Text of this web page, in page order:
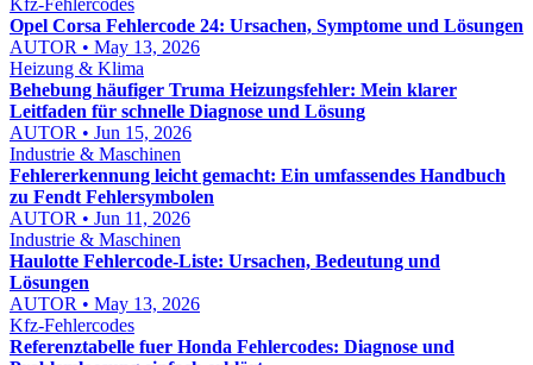
Kfz-Fehlercodes
Opel Corsa Fehlercode 24: Ursachen, Symptome und Lösungen
AUTOR • May 13, 2026
Heizung & Klima
Behebung häufiger Truma Heizungsfehler: Mein klarer
Leitfaden für schnelle Diagnose und Lösung
AUTOR • Jun 15, 2026
Industrie & Maschinen
Fehlererkennung leicht gemacht: Ein umfassendes Handbuch
zu Fendt Fehlersymbolen
AUTOR • Jun 11, 2026
Industrie & Maschinen
Haulotte Fehlercode-Liste: Ursachen, Bedeutung und
Lösungen
AUTOR • May 13, 2026
Kfz-Fehlercodes
Referenztabelle fuer Honda Fehlercodes: Diagnose und